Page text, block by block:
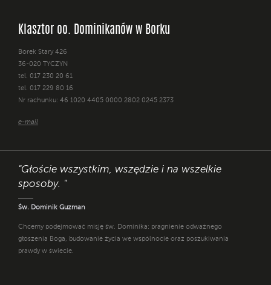
Klasztor oo. Dominikanów w Borku
Borek Stary 426
36-020 TYCZYN
tel. 017 230 20 61
tel. 017 229 80 16
Nr rachunku: 46 1020 4405 0000 2802 0245 2373
e-mail
"Głoście wszystkim, wszędzie i na wszelkie
sposoby. "
Św. Dominik Guzman
Chcemy podejmować misję św. Dominika: pragnienie odważnego
głoszenia Boga, budowanie życia we wspólnocie oraz poszukiwania
prawdy w świecie.